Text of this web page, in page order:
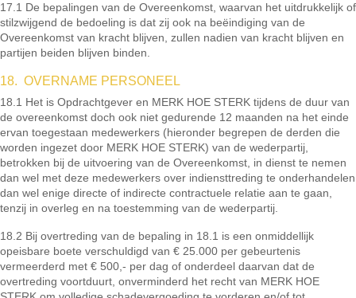
17.1 De bepalingen van de Overeenkomst, waarvan het uitdrukkelijk of
stilzwijgend de bedoeling is dat zij ook na beëindiging van de
Overeenkomst van kracht blijven, zullen nadien van kracht blijven en
partijen beiden blijven binden.
18. OVERNAME PERSONEEL
18.1 Het is Opdrachtgever en MERK HOE STERK tijdens de duur van
de overeenkomst doch ook niet gedurende 12 maanden na het einde
ervan toegestaan medewerkers (hieronder begrepen de derden die
worden ingezet door MERK HOE STERK) van de wederpartij,
betrokken bij de uitvoering van de Overeenkomst, in dienst te nemen
dan wel met deze medewerkers over indiensttreding te onderhandelen
dan wel enige directe of indirecte contractuele relatie aan te gaan,
tenzij in overleg en na toestemming van de wederpartij.
18.2 Bij overtreding van de bepaling in 18.1 is een onmiddellijk
opeisbare boete verschuldigd van € 25.000 per gebeurtenis
vermeerderd met € 500,- per dag of onderdeel daarvan dat de
overtreding voortduurt, onverminderd het recht van MERK HOE